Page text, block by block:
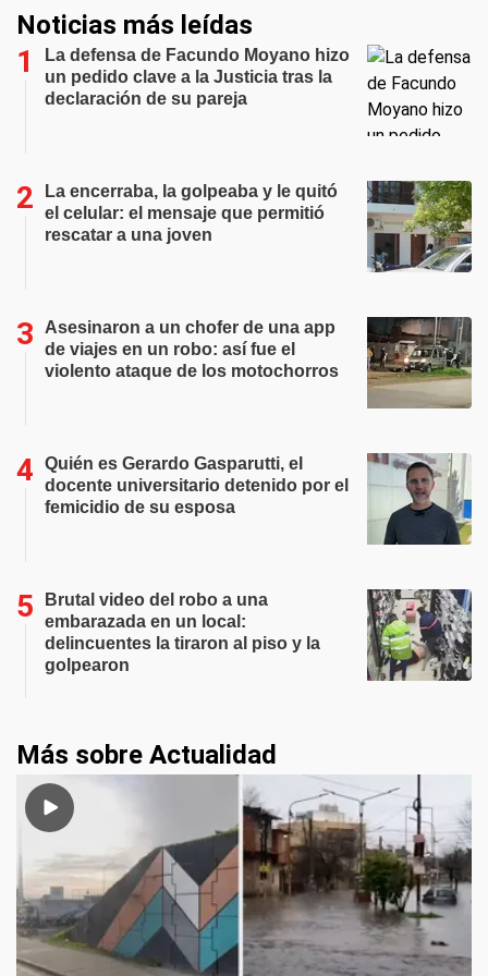
Noticias más leídas
La defensa de Facundo Moyano hizo
un pedido clave a la Justicia tras la
declaración de su pareja
La encerraba, la golpeaba y le quitó
el celular: el mensaje que permitió
rescatar a una joven
Asesinaron a un chofer de una app
de viajes en un robo: así fue el
violento ataque de los motochorros
Quién es Gerardo Gasparutti, el
docente universitario detenido por el
femicidio de su esposa
Brutal video del robo a una
embarazada en un local:
delincuentes la tiraron al piso y la
golpearon
Más sobre Actualidad